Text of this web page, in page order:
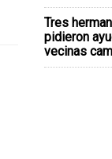
Tres
pidieron
vecinas